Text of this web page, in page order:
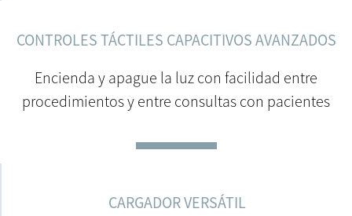
CONTROLES TÁCTILES CAPACITIVOS AVANZADOS
Encienda y apague la luz con facilidad entre
procedimientos y entre consultas con pacientes
CARGADOR VERSÁTIL